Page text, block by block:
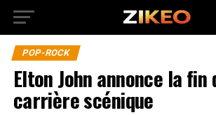
POP-ROCK
Elton John annonce la fin
carrière scénique